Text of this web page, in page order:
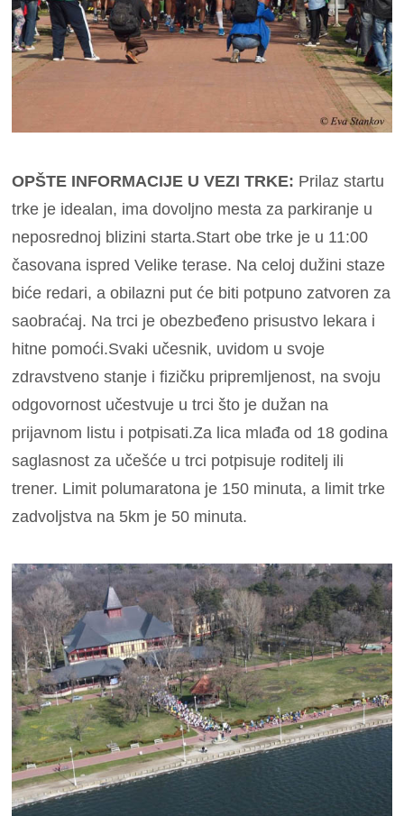
OPŠTE INFORMACIJE U VEZI TRKE: Prilaz startu
trke je idealan, ima dovoljno mesta za parkiranje u
neposrednoj blizini starta.Start obe trke je u 11:00
časovana ispred Velike terase. Na celoj dužini staze
biće redari, a obilazni put će biti potpuno zatvoren za
saobraćaj. Na trci je obezbeđeno prisustvo lekara i
hitne pomoći.Svaki učesnik, uvidom u svoje
zdravstveno stanje i fizičku pripremljenost, na svoju
odgovornost učestvuje u trci što je dužan na
prijavnom listu i potpisati.Za lica mlađa od 18 godina
saglasnost za učešće u trci potpisuje roditelj ili
trener. Limit polumaratona je 150 minuta, a limit trke
zadvoljstva na 5km je 50 minuta.